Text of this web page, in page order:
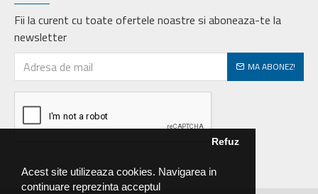
Acest site utilizeaza cookies. Navigarea in
continuare reprezinta acceptul
Refuz
Fii la curent cu toate ofertele noastre si aboneaza-te la
newsletter
MA ABONEZ!